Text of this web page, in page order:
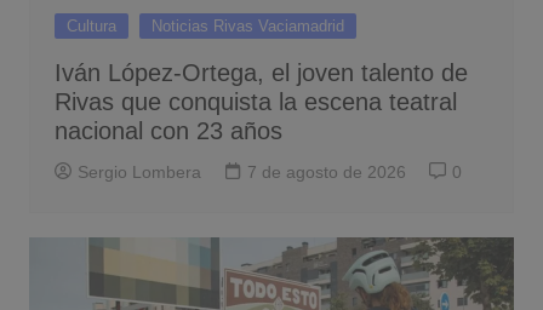
Cultura Noticias Rivas Vaciamadrid
Iván López-Ortega, el joven talento de
Rivas que conquista la escena teatral
nacional con 23 años
Sergio Lombera 7 de agosto de 2026 0